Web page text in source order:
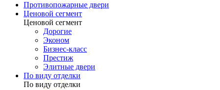
Противопожарные двери
Ценовой сегмент
Ценовой сегмент
Дорогие
Эконом
Бизнес-класс
Престиж
Элитные двери
По виду отделки
По виду отделки